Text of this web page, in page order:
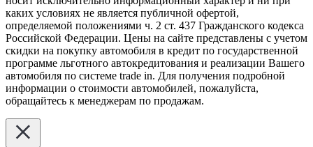
каких условиях не является публичной офертой,
определяемой положениями ч. 2 ст. 437 Гражданского кодекса
Российской Федерации. Цены на сайте представлены с учетом
скидки на покупку автомобиля в кредит по государственной
программе льготного автокредитования и реализации Вашего
автомобиля по системе trade in. Для получения подробной
информации о стоимости автомобилей, пожалуйста,
обращайтесь к менеджерам по продажам.